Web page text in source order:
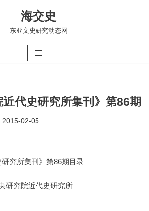
海交史
东亚文史研究动态网
近代史研究所集刊》第86期
2015-02-05
研究所集刊》第86期目录
研究院近代史研究所